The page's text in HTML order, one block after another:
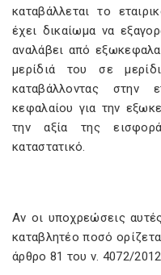
καταβάλλεται το
έχει δικαίωμα να
αναλάβει από
μερίδιά του σε
καταβάλλοντας στην
κεφαλαίου για την
την αξία της
καταστατικό.
Αν οι υποχρεώσεις
καταβλητέο ποσό
άρθρο 81 του ν. 4072/